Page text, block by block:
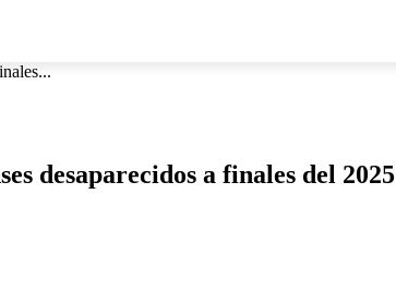
desaparecidos a finales del 2025